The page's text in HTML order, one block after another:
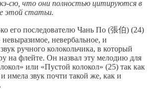
сю, что они полностью цитируются в
этой статьи.
его последователю Чань По (張伯) (24)
невыразимое, невербальное, и
ручного колокольчика, в который
на флейте. Он назвал эту мелодию для
или «Пустой колокол» (25) так как
имела звук почти такой же, как и